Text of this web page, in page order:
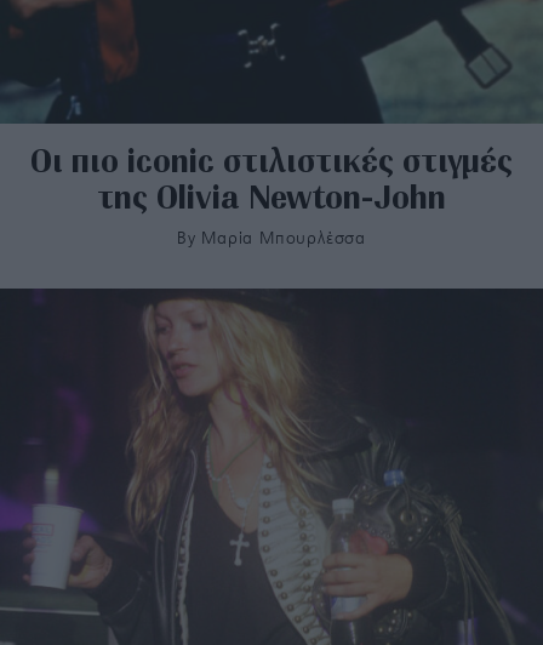
Οι πιο iconic στιλιστικές στιγμές
της Olivia Newton-John
By Μαρία Μπουρλέσσα